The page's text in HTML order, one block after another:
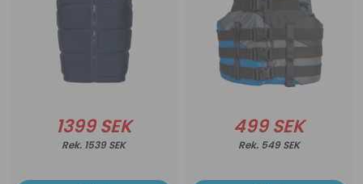
1399 SEK
1539 SEK
499 SEK
549 SEK